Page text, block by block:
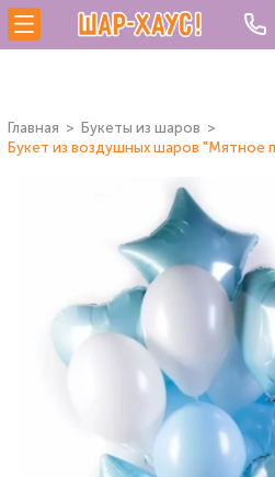
Главная
Букеты из шаров
Букет из воздушных шаров "Мятное